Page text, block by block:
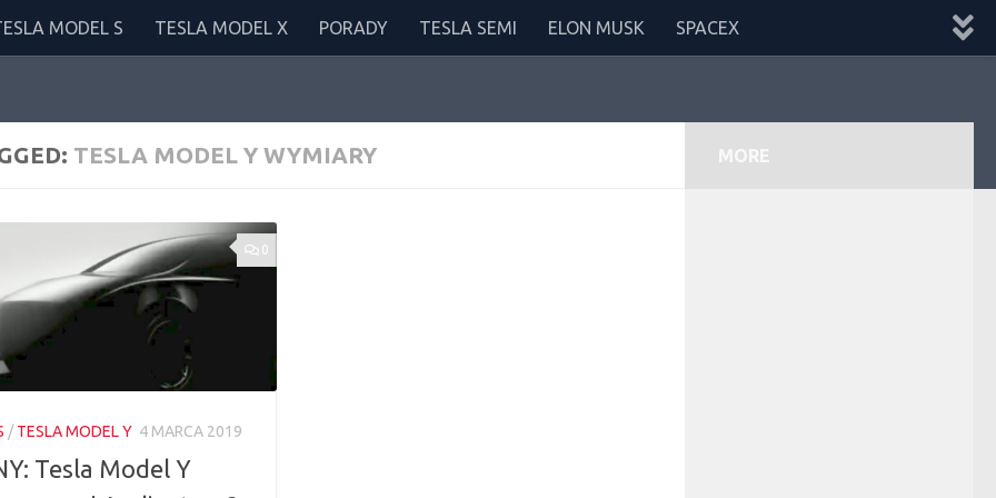
MODEL S TESLA MODEL X PORADY TESLA SEMI ELON MUSK SPACEX
TESLA MODEL Y WYMIARY
0
/TESLA MODEL Y 4 MARCA 2019
Tesla Model Y
MORE